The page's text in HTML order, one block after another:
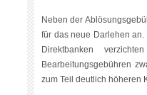
Neben der
für das neue Darlehen
Direktbanken
Bearbeitungsgebühren
zum Teil deutlich höheren